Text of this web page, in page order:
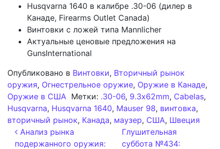
Husqvarna 1640 в калибре .30-06 (дилер в
Канаде, Firearms Outlet Canada)
Винтовки с ложей типа Mannlicher
Актуальные ценовые предложения на
GunsInternational
Опубликовано в Винтовки, Вторичный рынок
оружия, Огнестрельное оружие, Оружие в Канаде,
Оружие в США Метки: .30-06, 9.3x62mm, Cabelas,
Husqvarna, Husqvarna 1640, Mauser 98, винтовка,
вторичный рынок, Канада, маузер, США, Швеция
Навигация по записям
Анализ рынка
подержанного оружия:
Глушительная
суббота №434: